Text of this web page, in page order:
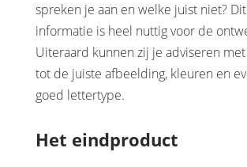
spreken je aan en welke juist niet?
informatie is heel nuttig voor de
Uiteraard kunnen zij je adviseren
tot de juiste afbeelding, kleuren en
goed lettertype.
Het eindproduct